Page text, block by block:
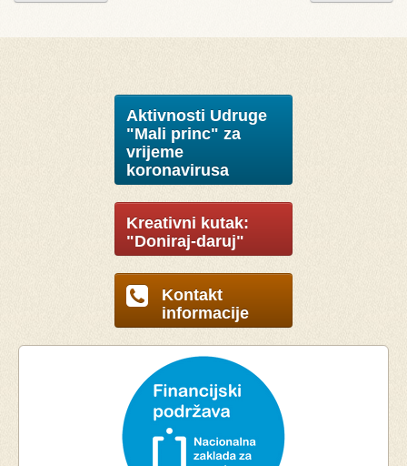
Aktivnosti Udruge
"Mali princ" za
vrijeme
koronavirusa
Kreativni kutak:
"Doniraj-daruj"
Kontakt
informacije